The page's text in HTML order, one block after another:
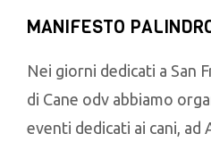
MANIFESTO
Nei giorni dedicati a San
di Cane odv abbiamo
eventi dedicati ai cani, ad